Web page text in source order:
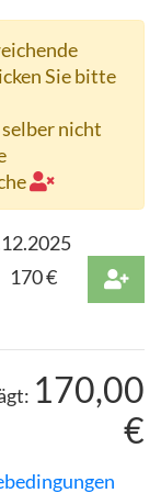
Sie bitte
nicht
170€
170,00
€